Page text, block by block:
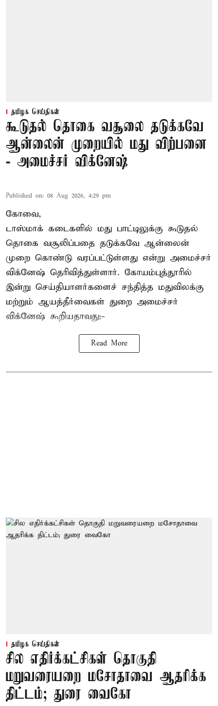
தமிழக செய்திகள்
கூடுதல் தொகை வசூலை தடுக்கவே
ஆன்லைன் முறையில் மது விற்பனை
- அமைச்சர் விக்னேஷ்
Published on: 08 Aug 2026, 4:29 pm
கோவை,
டாஸ்மாக் கடைகளில் மது பாட்டிலுக்கு கூடுதல்
தொகை வசூலிப்பதை தடுக்கவே ஆன்லைன்
முறை கொண்டு வரப்பட்டுள்ளது என்று அமைச்சர்
விக்னேஷ் தெரிவித்துள்ளார். கோயம்புத்தூரில்
இன்று செய்தியாளர்களைச் சந்தித்த மதுவிலக்கு
மற்றும் ஆயத்தீர்வைகள் துறை அமைச்சர்
விக்னேஷ் கூறியதாவது:-
Read More
தமிழக செய்திகள்
சில எதிர்க்கட்சிகள் தொகுதி
மறுவரையறை மசோதாவை ஆதரிக்க
திட்டம்; துரை வைகோ